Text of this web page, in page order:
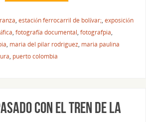
, estación ferrocarril de bolívar;, exposición
, fotografía documental, fotografpia,
, maria del pilar rodriguez, maria paulina
, puerto colombia
CON EL TREN DE LA